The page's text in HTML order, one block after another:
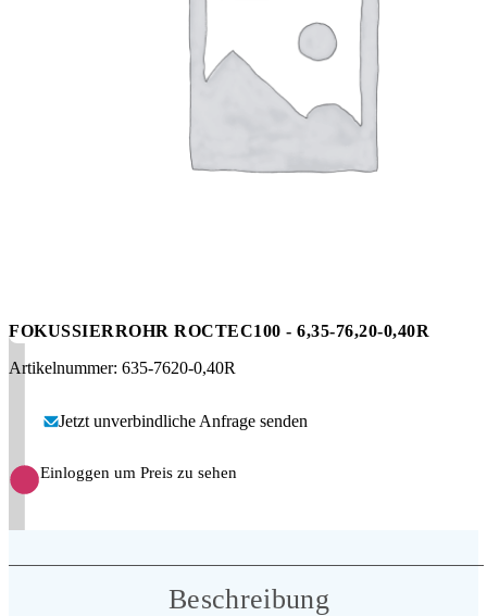
FOKUSSIERROHR ROCTEC100 - 6,35-76,20-0,40R
Artikelnummer: 635-7620-0,40R
Jetzt unverbindliche Anfrage senden
Einloggen um Preis zu sehen
Beschreibung